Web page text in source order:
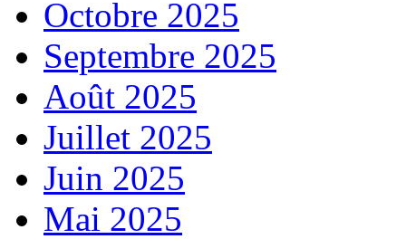
Octobre 2025
Septembre 2025
Août 2025
Juillet 2025
Juin 2025
Mai 2025